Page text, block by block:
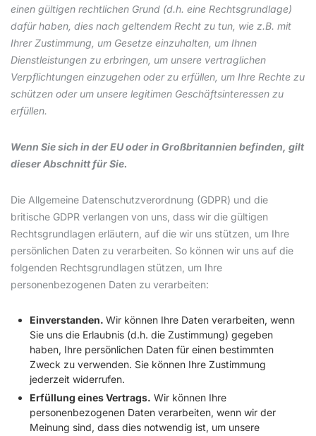
einen gültigen rechtlichen Grund (d.h. eine Rechtsgrundlage)
dafür haben, dies nach geltendem Recht zu tun, wie z.B. mit
Ihrer Zustimmung, um Gesetze einzuhalten, um Ihnen
Dienstleistungen zu erbringen, um unsere vertraglichen
Verpflichtungen einzugehen oder zu erfüllen, um Ihre Rechte zu
schützen oder um unsere legitimen Geschäftsinteressen zu
erfüllen.
Wenn Sie sich in der EU oder in Großbritannien befinden, gilt
dieser Abschnitt für Sie.
Die Allgemeine Datenschutzverordnung (GDPR) und die
britische GDPR verlangen von uns, dass wir die gültigen
Rechtsgrundlagen erläutern, auf die wir uns stützen, um Ihre
persönlichen Daten zu verarbeiten. So können wir uns auf die
folgenden Rechtsgrundlagen stützen, um Ihre
personenbezogenen Daten zu verarbeiten:
Einverstanden. Wir können Ihre Daten verarbeiten, wenn
Sie uns die Erlaubnis (d.h. die Zustimmung) gegeben
haben, Ihre persönlichen Daten für einen bestimmten
Zweck zu verwenden. Sie können Ihre Zustimmung
jederzeit widerrufen.
Erfüllung eines Vertrags. Wir können Ihre
personenbezogenen Daten verarbeiten, wenn wir der
Meinung sind, dass dies notwendig ist, um unsere